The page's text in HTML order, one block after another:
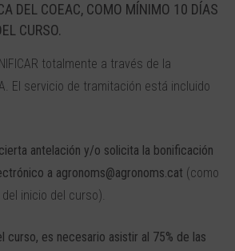
DEL COEAC, COMO MÍNIMO 10 DÍAS
CURSO.
totalmente a través de la
El servicio de tramitación está incluido
antelación y/o solicita la bonificación
a agronoms@agronoms.cat (como
inicio del curso).
curso, es necesario asistir al 75% de las